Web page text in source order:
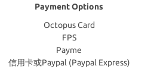
Payment Options
Octopus Card
FPS
Payme
信用卡或Paypal (Paypal Express)